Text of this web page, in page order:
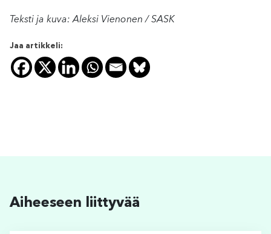
Teksti ja kuva: Aleksi Vienonen / SASK
Jaa artikkeli:
Aiheeseen liittyvää